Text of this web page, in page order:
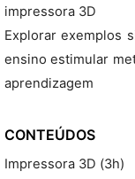
impressora 3D
Explorar exemplos
ensino estimular
aprendizagem
CONTEÚDOS
Impressora 3D (3h)